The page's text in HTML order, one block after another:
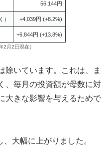
56,144円
） +4,039円 (+8.2%)
+6,844円 (+13.8%)
2月2日現在）
除いています。これは、ま
、毎月の投資額が母数に対
大きな影響を与えるためで
大幅に上がりました。